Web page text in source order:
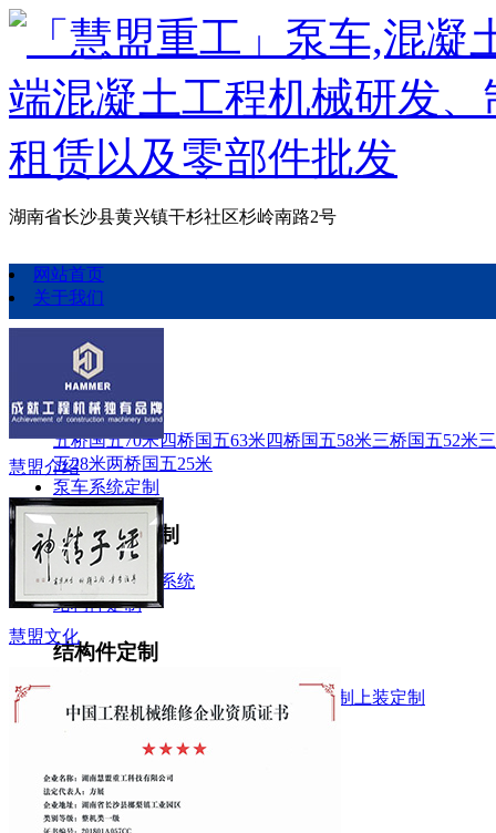
湖南省长沙县黄兴镇干杉社区杉岭南路2号
网站首页
关于我们
慧盟介绍
慧盟文化
泵车定制
泵车定制
五桥国五70米四桥国五63米四桥国五58米三桥国五52米
五28米两桥国五25米
泵车系统定制
泵车系统定制
电汽系统液压系统
结构件定制
结构件定制
上装定制
上装定制
维修与再制造
维修配件再制造